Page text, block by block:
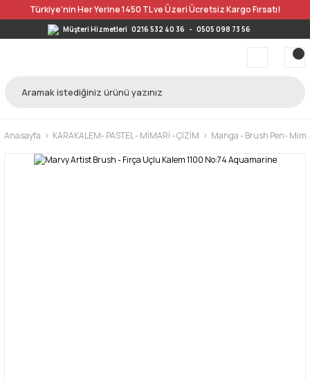
Türkiye’nin Her Yerine 1450 TL ve Üzeri Ücretsiz Kargo Fırsatı!
Müşteri Hizmetleri 0216 532 40 36 - 0505 098 73 56
Anasayfa KARAKALEM- PASTEL - MİMARİ - ÇİZİM Manga - Brush Pen-